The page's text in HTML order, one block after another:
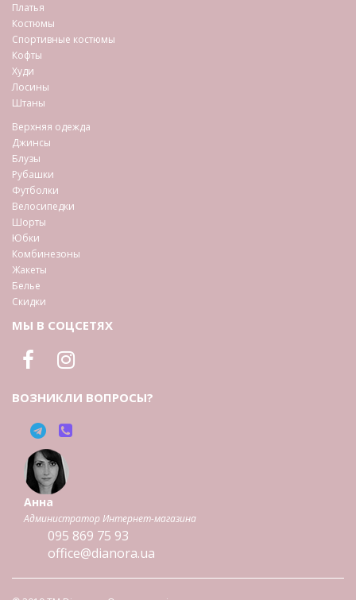
Платья
Костюмы
Спортивные костюмы
Кофты
Худи
Лосины
Штаны
Верхняя одежда
Джинсы
Блузы
Рубашки
Футболки
Велосипедки
Шорты
Юбки
Комбинезоны
Жакеты
Белье
Скидки
МЫ В СОЦСЕТЯХ
ВОЗНИКЛИ ВОПРОСЫ?
Анна
Администратор Интернет-магазина
095 869 75 93
office@dianora.ua